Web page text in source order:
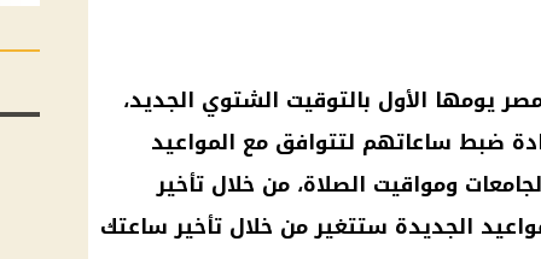
تبدأ مصر يومها الأول بالتوقيت الشتوي الجديد،
ضبط ساعاتهم لتتوافق مع المواعيد
ومواقيت الصلاة، من خلال تأخير
المواعيد الجديدة ستتغير من خلال تأخير ساعتك